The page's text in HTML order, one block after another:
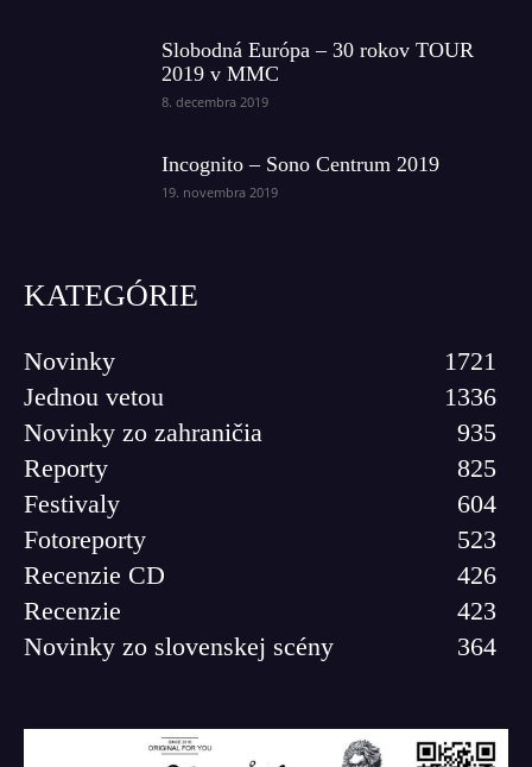
Slobodná Európa – 30 rokov TOUR
2019 v MMC
8. decembra 2019
Incognito – Sono Centrum 2019
19. novembra 2019
KATEGÓRIE
Novinky
1721
Jednou vetou
1336
Novinky zo zahraničia
935
Reporty
825
Festivaly
604
Fotoreporty
523
Recenzie CD
426
Recenzie
423
Novinky zo slovenskej scény
364